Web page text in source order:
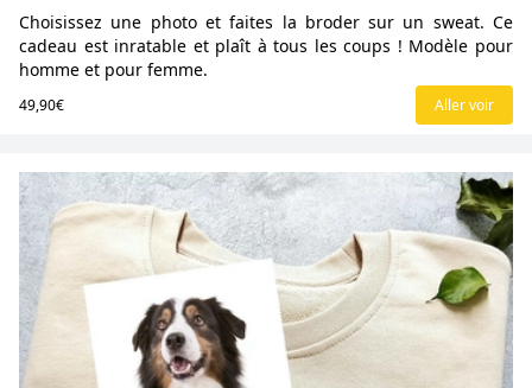
Choisissez une photo et faites la broder sur un sweat. Ce
cadeau est inratable et plaît à tous les coups ! Modèle pour
homme et pour femme.
49,90€ Aller voir